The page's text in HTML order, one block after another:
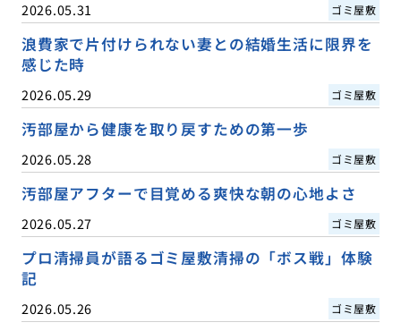
2026.05.31 ゴミ屋敷
浪費家で片付けられない妻との結婚生活に限界を
感じた時
2026.05.29 ゴミ屋敷
汚部屋から健康を取り戻すための第一歩
2026.05.28 ゴミ屋敷
汚部屋アフターで目覚める爽快な朝の心地よさ
2026.05.27 ゴミ屋敷
プロ清掃員が語るゴミ屋敷清掃の「ボス戦」体験
記
2026.05.26 ゴミ屋敷